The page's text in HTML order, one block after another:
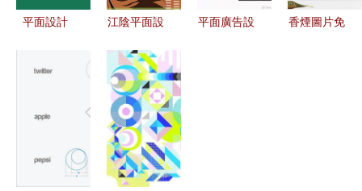
平面設計
coxinha 巴
品牌形象設
江陰平面設
銷策劃學習
指南 雙線
并進，助力
職業成長
平面廣告設
香煙圖片免